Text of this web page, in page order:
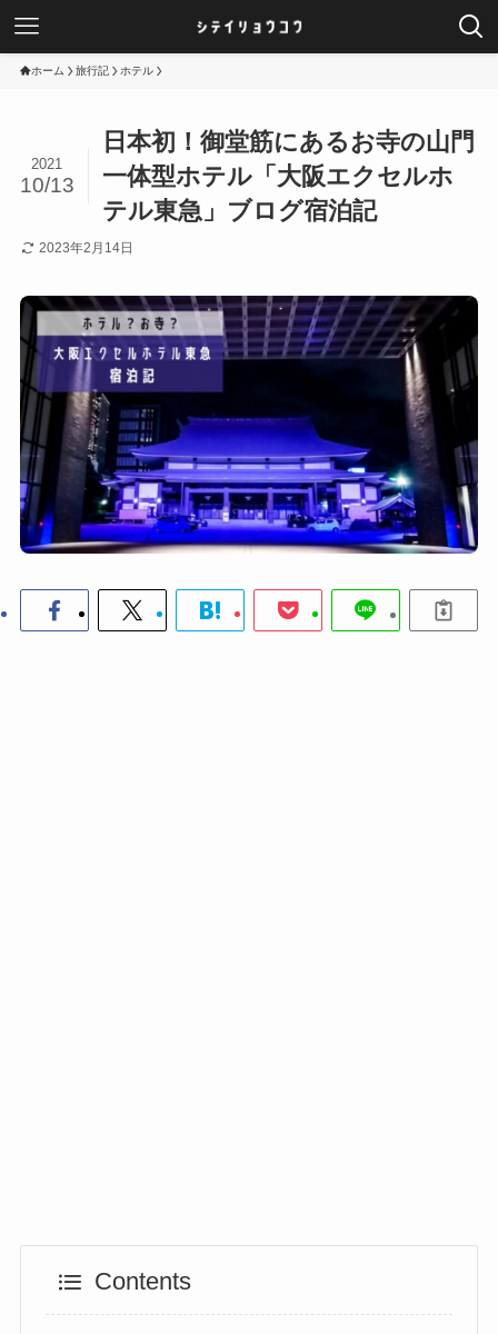
ホーム 旅行記 ホテル
日本初！御堂筋にあるお寺の山門
一体型ホテル「大阪エクセルホ
テル東急」ブログ宿泊記
2021
10/13
2023年2月14日
Contents